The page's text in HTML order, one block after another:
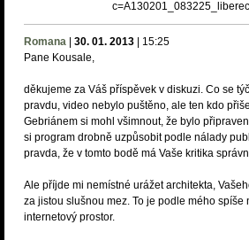
Romana 30. 01. 2013 15:25
Pane Kousale,
děkujeme za Váš příspěvek v diskuzi. Co se
pravdu, video nebylo puštěno, ale ten kdo
Gebriánem si mohl všimnout, že bylo
si program drobně uzpůsobit podle nálady
pravda, že v tomto bodě má Vaše kritika
Ale příjde mi nemístné urážet architekta,
za jistou slušnou mez. To je podle mého spíše
internetový prostor.